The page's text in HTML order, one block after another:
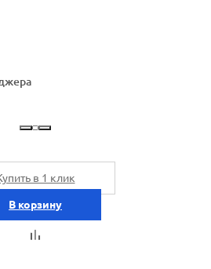
в 1 клик
В корзину